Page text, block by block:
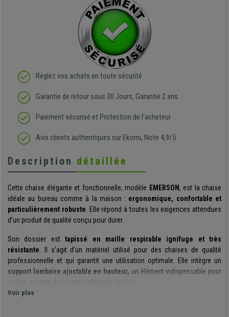
Réglez vos achats en toute sécurité
Garantie de retour sous 30 Jours, Garantie 2 ans
Paiement sécurisé et Protection de l'acheteur
Avis clients authentiques sur Ekomi, Note 4,9/5
Description détaillée
Cette chaise élégante et fonctionnelle, modèle EMERSON, est la chaise
idéale au bureau comme à la maison : ergonomique, confortable et
particulièrement robuste. Elle répond à toutes les exigences attendues
d’un produit de qualité conçu pour durer.
Son dossier esttapissé en maille respirable ignifuge et très
résistante. Il s’agit d’un matériel utilisé pour des chaises de qualité
professionnelle et qui garantit une utilisation optimale. Elle intègre un
support lombaire ajustable en hauteur, un élément indispensable pour
un bon soutien de la partie inférieure du dos.
Voir plus